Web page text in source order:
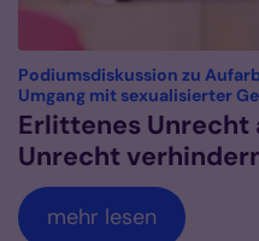
Podiumsdiskussion zu
Umgang mit sexualisierter
Erlittenes Unrecht
Unrecht
mehr lesen